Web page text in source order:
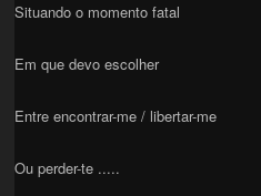
Situando o momento fatal
Em que devo escolher
Entre encontrar-me / libertar-me
Ou perder-te .....